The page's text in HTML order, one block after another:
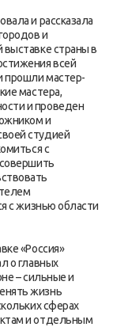
и рассказала
и
выставке страны в
всей
прошли мастер-
мастера,
и проведен
и
студией
с
с жизнью области
«Россия»
о главных
– сильные и
жизнь
сферах
и отдельным